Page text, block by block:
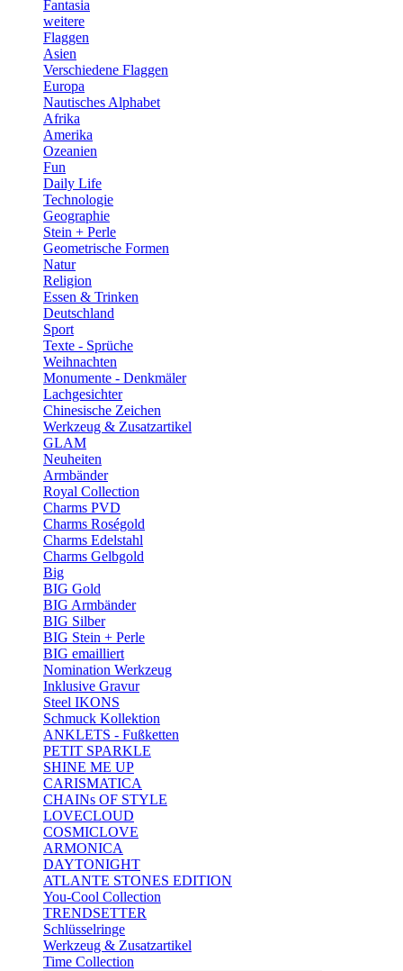
Fantasia
weitere
Flaggen
Asien
Verschiedene Flaggen
Europa
Nautisches Alphabet
Afrika
Amerika
Ozeanien
Fun
Daily Life
Technologie
Geographie
Stein + Perle
Geometrische Formen
Natur
Religion
Essen & Trinken
Deutschland
Sport
Texte - Sprüche
Weihnachten
Monumente - Denkmäler
Lachgesichter
Chinesische Zeichen
Werkzeug & Zusatzartikel
GLAM
Neuheiten
Armbänder
Royal Collection
Charms PVD
Charms Roségold
Charms Edelstahl
Charms Gelbgold
Big
BIG Gold
BIG Armbänder
BIG Silber
BIG Stein + Perle
BIG emailliert
Nomination Werkzeug
Inklusive Gravur
Steel IKONS
Schmuck Kollektion
ANKLETS - Fußketten
PETIT SPARKLE
SHINE ME UP
CARISMATICA
CHAINs OF STYLE
LOVECLOUD
COSMICLOVE
ARMONICA
DAYTONIGHT
ATLANTE STONES EDITION
You-Cool Collection
TRENDSETTER
Schlüsselringe
Werkzeug & Zusatzartikel
Time Collection